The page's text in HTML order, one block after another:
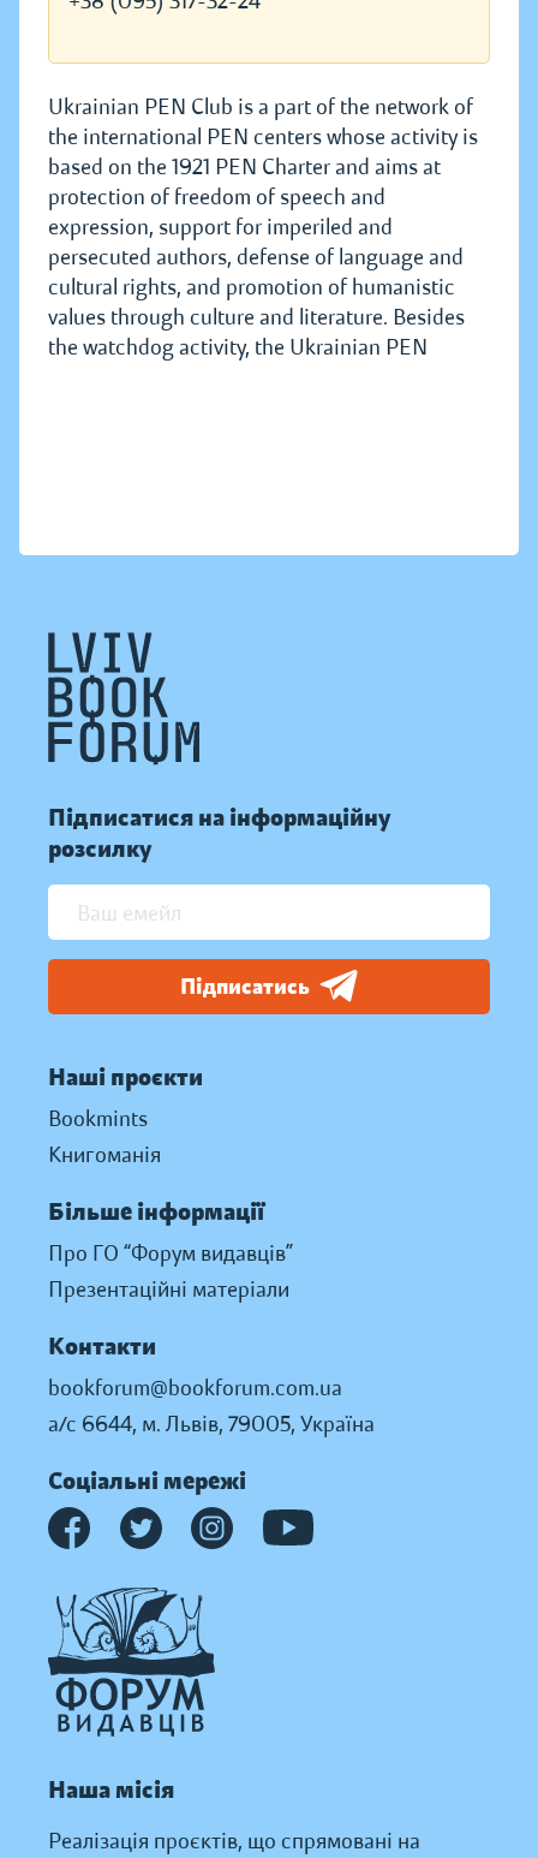
Ukrainian PEN Club is a part of the network of
the international PEN centers whose activity is
based on the 1921 PEN Charter and aims at
protection of freedom of speech and
expression, support for imperiled and
persecuted authors, defense of language and
cultural rights, and promotion of humanistic
values through culture and literature. Besides
the watchdog activity, the Ukrainian PEN
Підписатися на інформаційну
розсилку
Підписатись
Наші проєкти
Bookmints
Книгоманія
Більше інформації
Про ГО “Форум видавців”
Презентаційні матеріали
Контакти
bookforum@bookforum.com.ua
а/с 6644, м. Львів, 79005, Україна
Соціальні мережі
Наша місія
Реалізація проєктів, що спрямовані на